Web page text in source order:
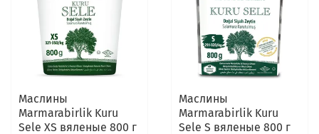
Маслины
Marmarabirlik Kuru
Sele XS вяленые 800 г
Маслины
Marmarabirlik Kuru
Sele S вяленые 800 г